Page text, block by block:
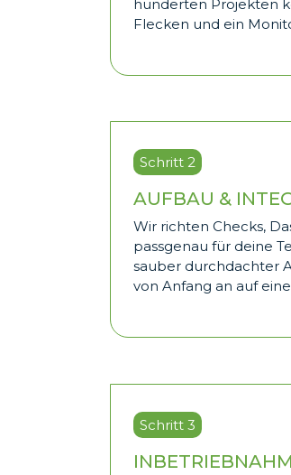
hunderten Projekten
Flecken und ein
Schritt 2
AUFBAU &
Wir richten Checks,
passgenau für deine
sauber durchdachter
von Anfang an auf
Schritt 3